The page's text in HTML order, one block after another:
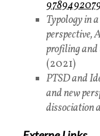
Typology in
perspective,
profiling
(2021)
PTSD and
and new
dissociation